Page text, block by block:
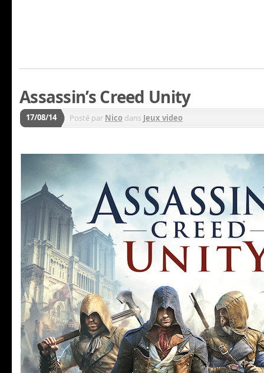
Assassin’s Creed Unity
17/08/14 Posté par Nico dans Jeux video